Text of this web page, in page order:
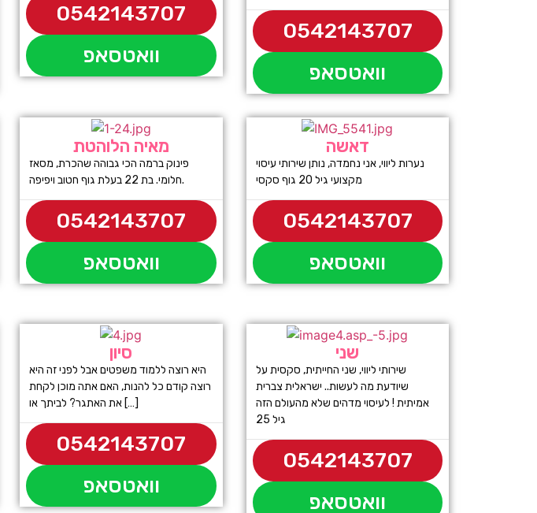
0542143707
וואטסאפ
0542143707
וואטסאפ
מאיה הלוהטת
פינוק ברמה הכי גבוהה שהכרת, מסאז
חלומי. בת 22 בעלת גוף חטוב ויפיפה.
0542143707
וואטסאפ
דאשה
נערות ליווי, אני נחמדה, נותן שירותי עיסוי
מקצועי גיל 20 גוף סקסי
0542143707
וואטסאפ
סיון
היא רוצה ללמוד משפטים אבל לפני זה היא
רוצה קודם כל להנות, האם אתה מוכן לקחת
את האתגר? לביתך או […]
0542143707
וואטסאפ
שני
שירותי ליווי, שני החייתית, סקסית על
שיודעת מה לעשות.. ישראלית צברית
אמיתית ! לעיסוי מדהים שלא מהעולם הזה
גיל 25
0542143707
וואטסאפ